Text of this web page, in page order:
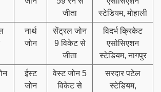
जीता
स्टेडियम, मोहाली
नार्थ
जोन
सेंट्रल जोन
9 विकेट से
जीता
विदर्भ क्रिकेट
एसोसिएशन
स्टेडियम, नागपुर
ईस्ट
जोन
वेस्ट जोन 5
विकेट से
सरदार पटेल
स्टेडियम,